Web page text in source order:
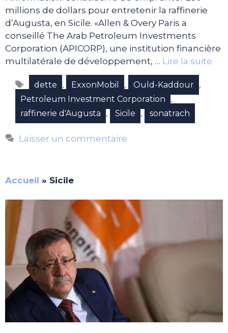
millions de dollars pour entretenir la raffinerie
d’Augusta, en Sicile. «Allen & Overy Paris a
conseillé The Arab Petroleum Investments
Corporation (APICORP), une institution financière
multilatérale de développement, … Lire la suite
Étiquettes
dette , ExxonMobil , Ould-Kaddour ,
Petroleum Investment Corporation ,
raffinerie d'Augusta , Sicile , sonatrach
Laisser un commentaire
Accueil » Sicile